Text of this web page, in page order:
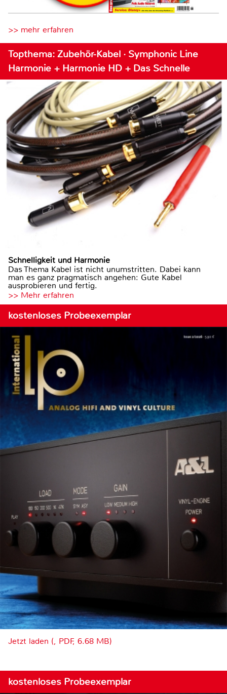
>> mehr erfahren
Topthema: Zubehör-Kabel · Symphonic Line
Harmonie + Harmonie HD + Das Schnelle
Schnelligkeit und Harmonie
Das Thema Kabel ist nicht unumstritten. Dabei kann
man es ganz pragmatisch angehen: Gute Kabel
ausprobieren und fertig.
>> Mehr erfahren
kostenloses Probeexemplar
Jetzt laden (, PDF, 6.68 MB)
kostenloses Probeexemplar